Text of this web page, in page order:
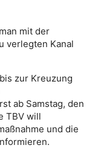
mit der
verlegten Kanal
zur Kreuzung
ab Samstag, den
TBV will
und die